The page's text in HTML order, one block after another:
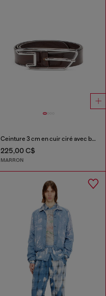
Ceinture 3 cm en cuir ciré avec boucle D-logo
225,00 C$
MARRON